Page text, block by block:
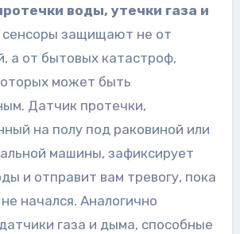
воды, утечки газа и
сенсоры защищают не от
а от бытовых катастроф,
может быть
Датчик протечки,
на полу под раковиной или
машины, зафиксирует
и отправит вам тревогу, пока
начался. Аналогично
газа и дыма, способные